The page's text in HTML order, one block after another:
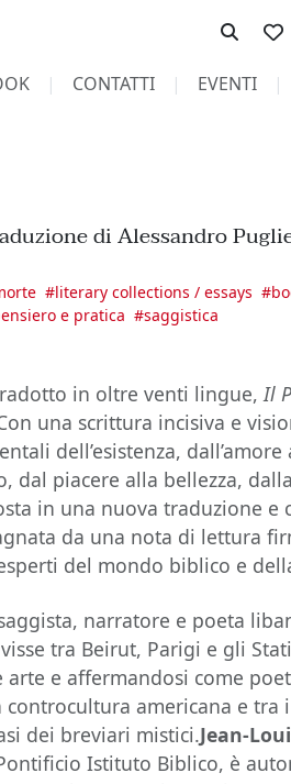
CONTATTI EVENTI
di Alessandro
#literary collections / essays #
e pratica #saggistica
in oltre venti lingue,Il
una scrittura incisiva e
dell’esistenza, dall’amore
dal piacere alla bellezza,
in una nuova traduzione e
da una nota di lettura
del mondo biblico e
narratore e poeta
tra Beirut, Parigi e gli
e affermandosi come
americana e tra
dei breviari mistici.Jean-
Istituto Biblico, è